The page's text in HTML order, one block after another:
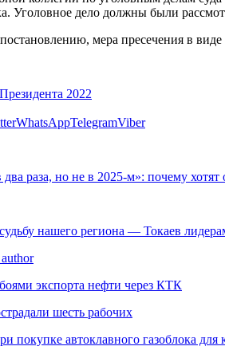
Уголовное дело должны были
мера пресечения в
2022
WhatsAppTelegramViber
раза, но не в 2025-м»: почему хотят
нашего региона — Токаев
экспорта нефти через КТК
шесть рабочих
покупке автоклавного газоблока для